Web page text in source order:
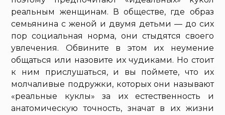
реальным женщинам. В обществе, где образ
семьянина с женой и двумя детьми — до сих
пор социальная норма, они стыдятся своего
увлечения. Обвините в этом их неумение
общаться или назовите их чудиками. Но стоит
к ним прислушаться, и вы поймете, что их
молчаливые подружки, которых они называют
«реальные куклы» за их естественность и
анатомическую точность, значат в их жизни